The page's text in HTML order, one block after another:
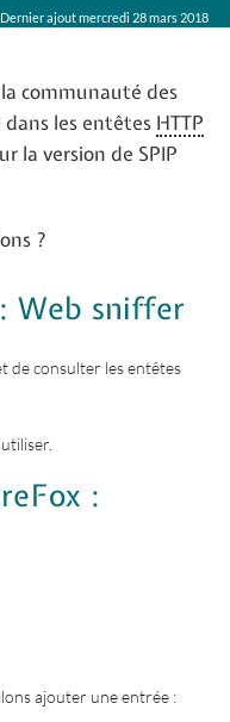
ajout mercredi 28 mars 2018
communauté des
dans les entêtes HTTP
la version de SPIP
?
Web sniffer
de consulter les entêtes
:
ajouter une entrée :